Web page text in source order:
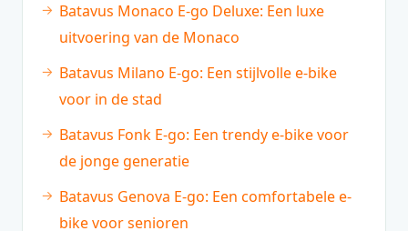
Batavus Monaco E-go Deluxe: Een luxe
uitvoering van de Monaco
Batavus Milano E-go: Een stijlvolle e-bike
voor in de stad
Batavus Fonk E-go: Een trendy e-bike voor
de jonge generatie
Batavus Genova E-go: Een comfortabele e-
bike voor senioren